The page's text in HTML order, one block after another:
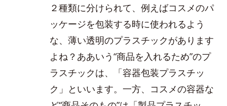
２種類に分けられて、例えばコスメのパ
ッケージを包装する時に使われるよう
な、薄い透明のプラスチックがあります
よね？ああいう“商品を入れるため”のプ
ラスチックは、「容器包装プラスチッ
ク」といいます。一方、コスメの容器な